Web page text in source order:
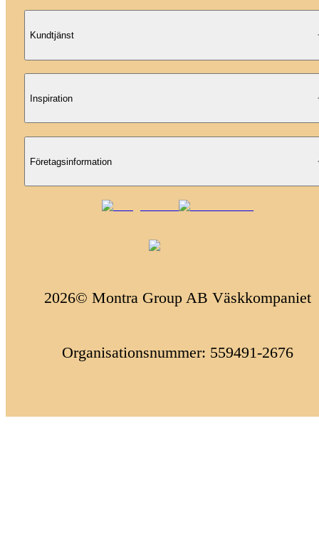
Kundtjänst
Inspiration
Företagsinformation
2026© Montra Group AB Väskkompaniet
Organisationsnummer: 559491-2676